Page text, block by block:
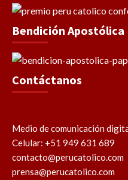
Bendición Apostólica
Contáctanos
Medio de comunicación
Celular: +51 949 631 689
contacto@perucatolico.com
prensa@perucatolico.com